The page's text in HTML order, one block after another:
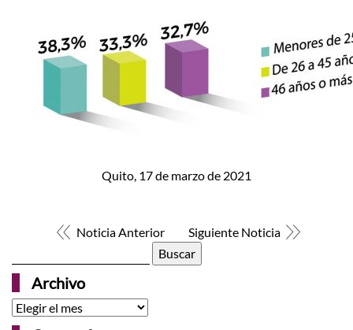
Quito, 17 de marzo de 2021
Noticia Anterior
Siguiente Noticia
Archivo
Archivo